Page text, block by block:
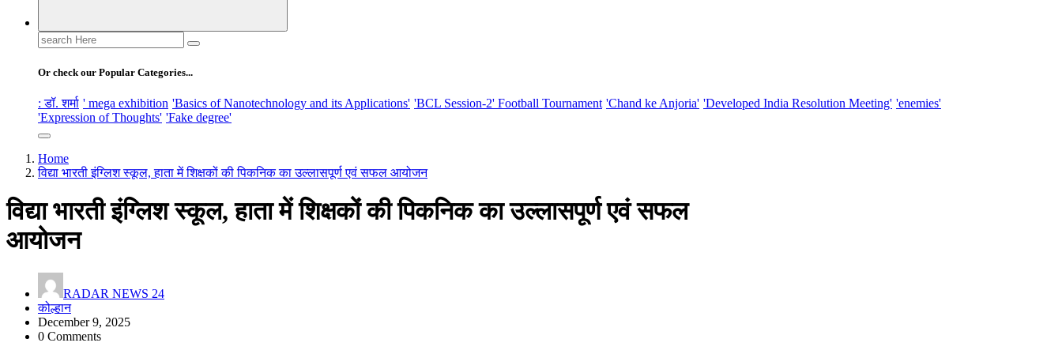
Search
for:
Or check our Popular Categories...
: डॉ. शर्मा ' mega exhibition 'Basics of Nanotechnology and its Applications' 'BCL Session-2' Football Tournament 'Chand ke Anjoria' 'Developed India Resolution Meeting' 'enemies'
'Expression of Thoughts' 'Fake degree'
Home
विद्या भारती इंग्लिश स्कूल, हाता में शिक्षकों की पिकनिक का उल्लासपूर्ण एवं सफल आयोजन
विद्या भारती इंग्लिश स्कूल, हाता में शिक्षकों की पिकनिक का उल्लासपूर्ण एवं सफल
आयोजन
RADAR NEWS 24
कोल्हान
December 9, 2025
0 Comments